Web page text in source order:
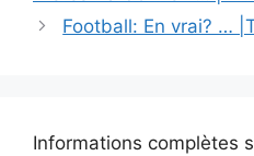
Football: En vrai? …
Informations complètes